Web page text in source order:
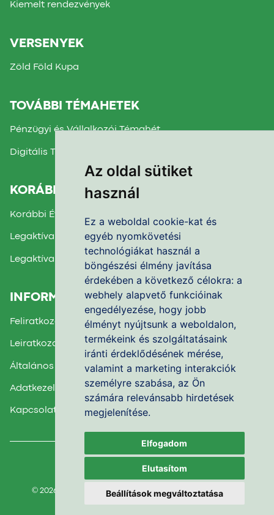
Az oldal sütiket
használ
Ez a weboldal cookie-kat és
egyéb nyomkövetési
technológiákat használ a
böngészési élmény javítása
érdekében a következő célokra: a
webhely alapvető funkcióinak
engedélyezése, hogy jobb
élményt nyújtsunk a weboldalon,
termékeink és szolgáltatásaink
iránti érdeklődésének mérése,
valamint a marketing interakciók
személyre szabása, az Ön
számára relevánsabb hirdetések
megjelenítése.
Elfogadom
Elutasítom
Beállítások megváltoztatása
Kiemelt rendezvények
VERSENYEK
Zöld Föld Kupa
TOVÁBBI TÉMAHETEK
Pénzügyi és Vállalkozói Témahét
Digitális Témahét
KORÁBBI TÉMAHETEK
Korábbi Évek Beszámolói
Legaktívabb Iskola díj 2025.
Legaktívabb Iskola díj 2024.
INFORMÁCIÓK
Feliratkozás a Hírlevélre
Leiratkozás a Hírlevélről
Általános Felhasználási Feltételek
Adatkezelési Nyilatkozat
Kapcsolatfelvétel
© 2026 Alapértékek Nonprofit Kft.Minden jog fenntartva.
Sütibeállítások